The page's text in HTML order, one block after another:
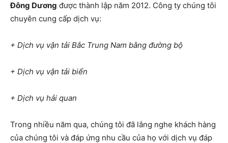
Đông Dương được thành lập năm 2012. Công ty chúng tôi
chuyên cung cấp dịch vụ:
+ Dịch vụ vận tải Bắc Trung Nam bằng đường bộ
+ Dịch vụ vận tải biển
+ Dịch vụ hải quan
Trong nhiều năm qua, chúng tôi đã lắng nghe khách hàng
của chúng tôi và đáp ứng nhu cầu của họ với dịch vụ đáp